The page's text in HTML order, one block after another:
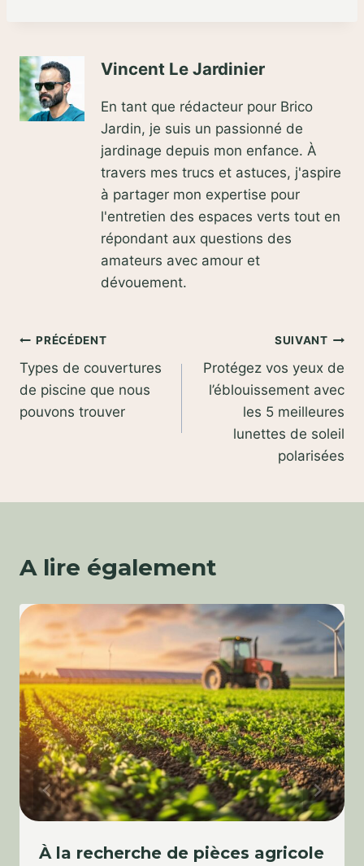
Vincent Le Jardinier
En tant que rédacteur pour Brico
Jardin, je suis un passionné de
jardinage depuis mon enfance. À
travers mes trucs et astuces, j'aspire
à partager mon expertise pour
l'entretien des espaces verts tout en
répondant aux questions des
amateurs avec amour et
dévouement.
Navigation
de
l’article
PRÉCÉDENT
Types de couvertures
de piscine que nous
pouvons trouver
SUIVANT
Protégez vos yeux de
l’éblouissement avec
les 5 meilleures
lunettes de soleil
polarisées
A lire également
À la recherche de pièces agricole